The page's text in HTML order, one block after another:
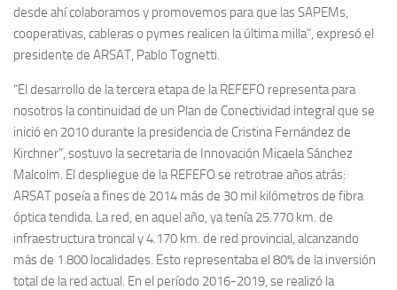
desde ahí colaboramos y promovemos para que las SAPEMs,
cooperativas, cableras o pymes realicen la última milla”, expresó el
presidente de ARSAT, Pablo Tognetti.
“El desarrollo de la tercera etapa de la REFEFO representa para
nosotros la continuidad de un Plan de Conectividad integral que se
inició en 2010 durante la presidencia de Cristina Fernández de
Kirchner”, sostuvo la secretaria de Innovación Micaela Sánchez
Malcolm. El despliegue de la REFEFO se retrotrae años atrás:
ARSAT poseía a fines de 2014 más de 30 mil kilómetros de fibra
óptica tendida. La red, en aquel año, ya tenía 25.770 km. de
infraestructura troncal y 4.170 km. de red provincial, alcanzando
más de 1.800 localidades. Esto representaba el 80% de la inversión
total de la red actual. En el período 2016-2019, se realizó la